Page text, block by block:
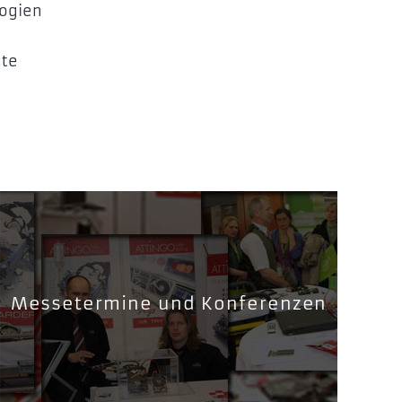
Messetermine und Konferenzen